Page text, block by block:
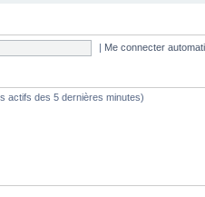
| Me connecter
actifs des 5 dernières minutes)